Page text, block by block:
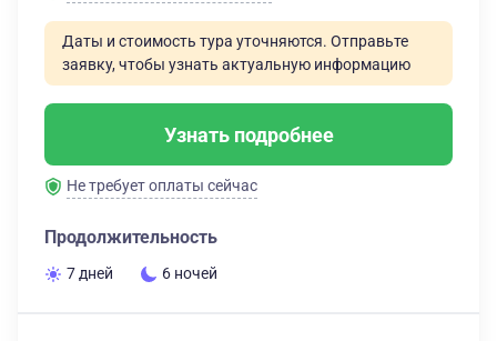
Даты и стоимость тура уточняются. Отправьте
заявку, чтобы узнать актуальную информацию
Узнать подробнее
Не требует оплаты сейчас
Продолжительность
7 дней 6 ночей